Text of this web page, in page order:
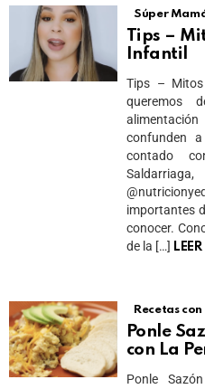
Súper
Tips –
Infantil
Tips –
queremos
confunden
contado
importantes
conocer.
de la […]
Recetas
Ponle
con La
Ponle